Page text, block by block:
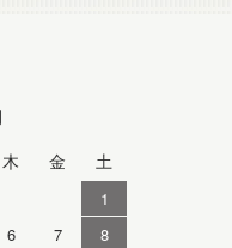
木 金 土
1
6 7
8